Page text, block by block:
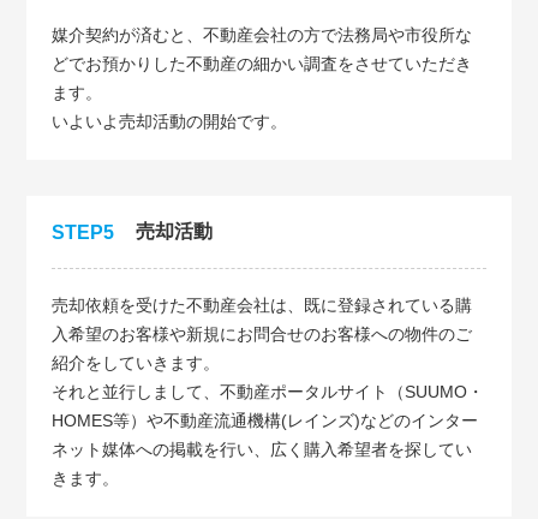
媒介契約が済むと、不動産会社の方で法務局や市役所な
どでお預かりした不動産の細かい調査をさせていただき
ます。
いよいよ売却活動の開始です。
STEP5 売却活動
売却依頼を受けた不動産会社は、既に登録されている購
入希望のお客様や新規にお問合せのお客様への物件のご
紹介をしていきます。
それと並行しまして、不動産ポータルサイト（SUUMO・
HOMES等）や不動産流通機構(レインズ)などのインター
ネット媒体への掲載を行い、広く購入希望者を探してい
きます。